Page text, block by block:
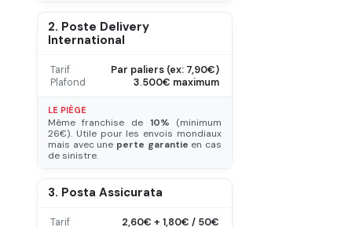
2. Poste Delivery
International
Tarif
Par paliers (ex: 7,90€)
Plafond
3.500€ maximum
LE PIÈGE
Même franchise de 10% (minimum
26€). Utile pour les envois mondiaux
mais avec une perte garantie en cas
de sinistre.
3. Posta Assicurata
Tarif 2,60€ + 1,80€ / 50€